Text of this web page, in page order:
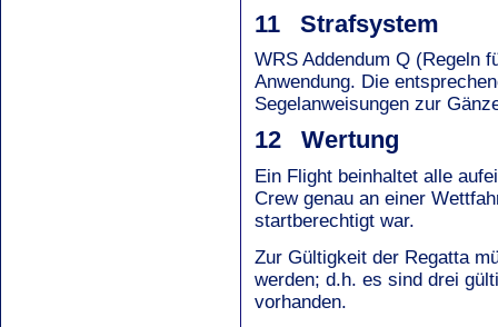
11 Strafsystem
WRS Addendum Q (Regeln
Anwendung. Die
Segelanweisungen zur
12 Wertung
Ein Flight beinhaltet alle
Crew genau an einer
startberechtigt war.
Zur Gültigkeit der Regatta
werden; d.h. es sind drei
vorhanden.